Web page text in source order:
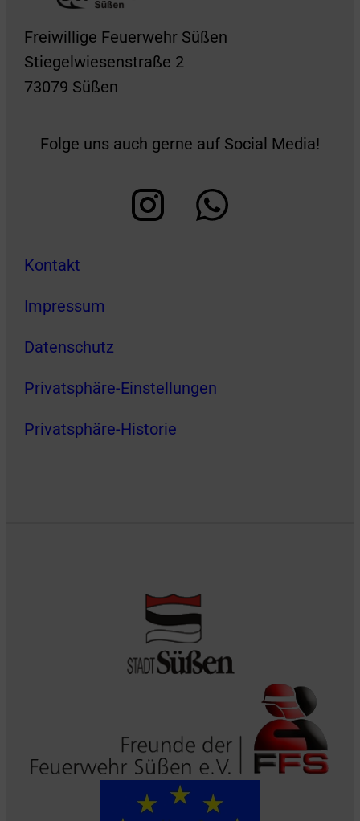
Freiwillige Feuerwehr Süßen
Stiegelwiesenstraße 2
73079 Süßen
Folge uns auch gerne auf Social Media!
Kontakt
Impressum
Datenschutz
Privatsphäre-Einstellungen
Privatsphäre-Historie